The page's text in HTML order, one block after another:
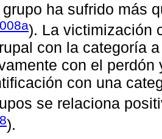
ha sufrido más
). La victimización
con la categoría
con el
con una
se relaciona
).